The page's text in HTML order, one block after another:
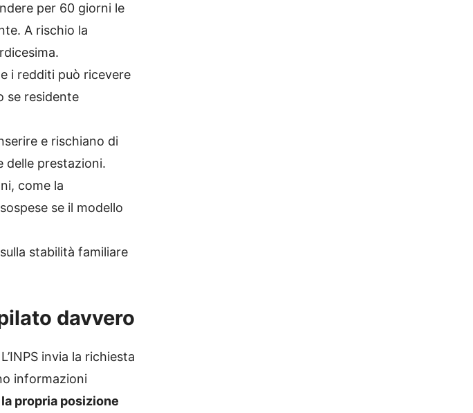
per 60 giorni le
A rischio la
i redditi può ricevere
se residente
e rischiano di
delle prestazioni.
come la
se il modello
stabilità familiare
davvero
invia la richiesta
informazioni
propria posizione